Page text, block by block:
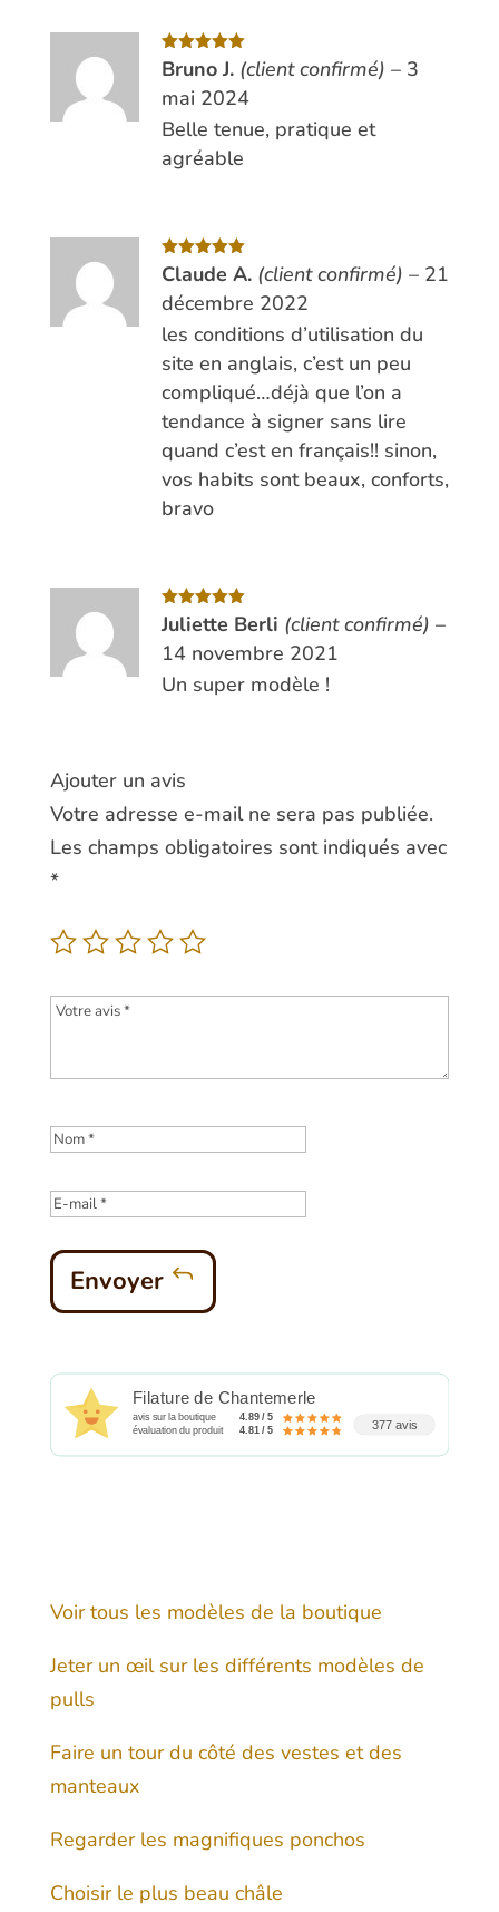
Note5 sur
5
Bruno J. (client confirmé) – 3
mai 2024
Belle tenue, pratique et
agréable
Note 5sur
5
Claude A. (client confirmé) – 21
décembre 2022
les conditions d’utilisation du
site en anglais, c’est un peu
compliqué…déjà que l’on a
tendance à signer sans lire
quand c’est en français!! sinon,
vos habits sont beaux, conforts,
bravo
Note5sur
5
Juliette Berli (client confirmé) –
14 novembre 2021
Un super modèle !
Ajouter un avis
Votre adresse e-mail ne sera pas publiée.
Les champs obligatoires sont indiqués avec
*
Envoyer
Filature de Chantemerle
avis sur la boutique
4.89 / 5
évaluation du produit
4.81 / 5 377 avis
Voir tous les modèles de la boutique
Jeter un œil sur les différents modèles de
pulls
Faire un tour du côté des vestes et des
manteaux
Regarder les magnifiques ponchos
Choisir le plus beau châle